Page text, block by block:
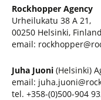
Rockhopper Agency
Urheilukatu 38 A 21,
00250 Helsinki, Finland
email:
Juha Juoni (Helsinki)
email:
tel. +358-(0)500-904